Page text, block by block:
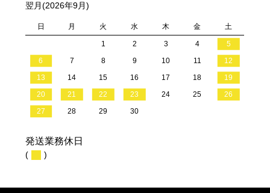
翌月(2026年9月)
日 月 火 水 木 金 土
1 2 3 4
5
6
7 8 9 10 11
12
13
14 15 16 17 18
19
20
21 22 23 24 25
26
27
28 29 30
発送業務休日
( )